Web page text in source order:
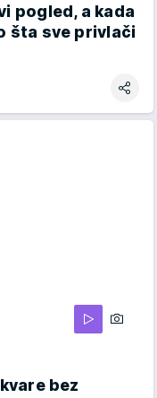
pogled, a kada
šta sve privlači
bez